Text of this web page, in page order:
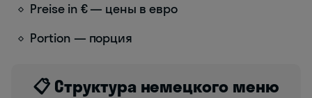
Preise in € — цены в евро
Portion — порция
📋 Структура немецкого меню